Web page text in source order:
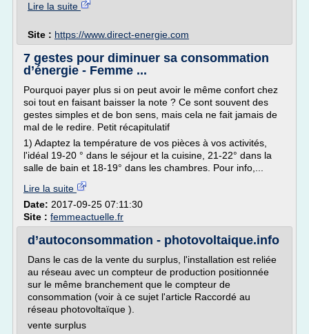
Lire la suite
Site : https://www.direct-energie.com
7 gestes pour diminuer sa consommation
d’énergie - Femme ...
Pourquoi payer plus si on peut avoir le même confort chez
soi tout en faisant baisser la note ? Ce sont souvent des
gestes simples et de bon sens, mais cela ne fait jamais de
mal de le redire. Petit récapitulatif
1) Adaptez la température de vos pièces à vos activités,
l'idéal 19-20 ° dans le séjour et la cuisine, 21-22° dans la
salle de bain et 18-19° dans les chambres. Pour info,...
Lire la suite
Date: 2017-09-25 07:11:30
Site : femmeactuelle.fr
d’autoconsommation - photovoltaique.info
Dans le cas de la vente du surplus, l'installation est reliée
au réseau avec un compteur de production positionnée
sur le même branchement que le compteur de
consommation (voir à ce sujet l'article Raccordé au
réseau photovoltaïque ).
vente surplus